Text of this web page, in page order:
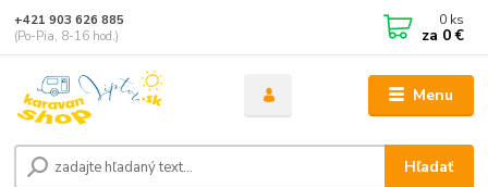
Menu
Hľadať
+421 903 626 885
(Po-Pia, 8-16 hod.)
0 ks
za 0 €